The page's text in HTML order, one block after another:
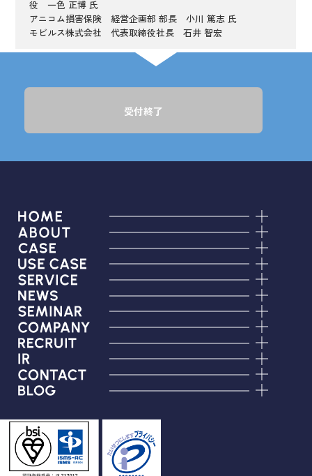
役 一色 正博 氏
アニコム損害保険 経営企画部 部長 小川 篤志 氏
モビルス株式会社 代表取締役社長 石井 智宏
受付終了